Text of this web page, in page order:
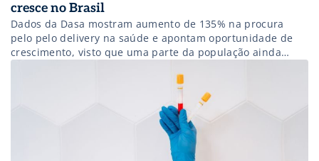
cresce no Brasil
Dados da Dasa mostram aumento de 135% na procura
pelo pelo delivery na saúde e apontam oportunidade de
crescimento, visto que uma parte da população ainda